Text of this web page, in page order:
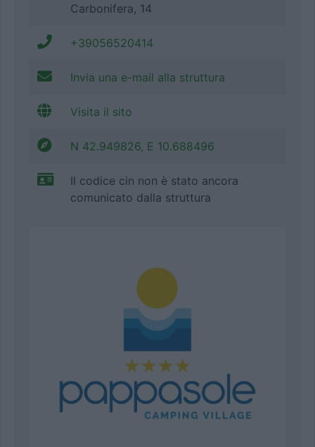
Carbonifera, 14
+39056520414
Invia una e-mail alla struttura
Visita il sito
N 42.949826, E 10.688496
Il codice cin non è stato ancora
comunicato dalla struttura